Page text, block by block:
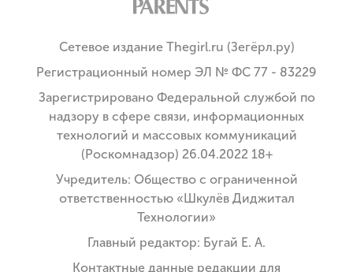
Сетевое издание Thegirl.ru (Зегёрл.ру)
Регистрационный номер ЭЛ № ФС 77 - 83229
Зарегистрировано Федеральной службой по
надзору в сфере связи, информационных
технологий и массовых коммуникаций
(Роскомнадзор) 26.04.2022 18+
Учредитель: Общество с ограниченной
ответственностью «Шкулёв Диджитал
Технологии»
Главный редактор: Бугай Е. А.
Контактные данные редакции для